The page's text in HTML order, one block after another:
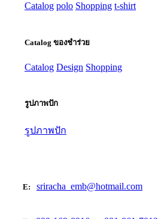
Catalog polo Shopping t-shirt
Catalog ของชำร่วย
Catalog Design Shopping
รูปภาพปัก
รูปภาพปัก
E: sriracha_emb@hotmail.com